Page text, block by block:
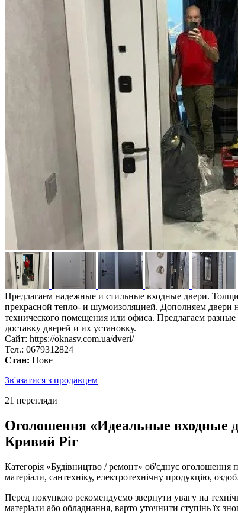
Предлагаем надежные и стильные входные двери.
прекрасной тепло- и шумоизоляцией. Дополняем
технического помещения или офиса. Предлагаем
доставку дверей и их установку.
Сайт: https://oknasv.com.ua/dveri/
Тел.: 0679312824
Стан: Нове
Зв'язатися з продавцем
21 перегляди
Оголошення «Идеальные входные
Кривий Ріг
Категорія «Будівництво / ремонт» об'єднує оголошення
матеріали, сантехніку, електротехнічну продукцію,
Перед покупкою рекомендуємо звернути увагу на
матеріали або обладнання, варто уточнити ступінь їх